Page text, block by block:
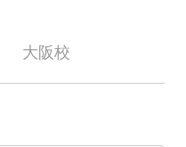
大阪校